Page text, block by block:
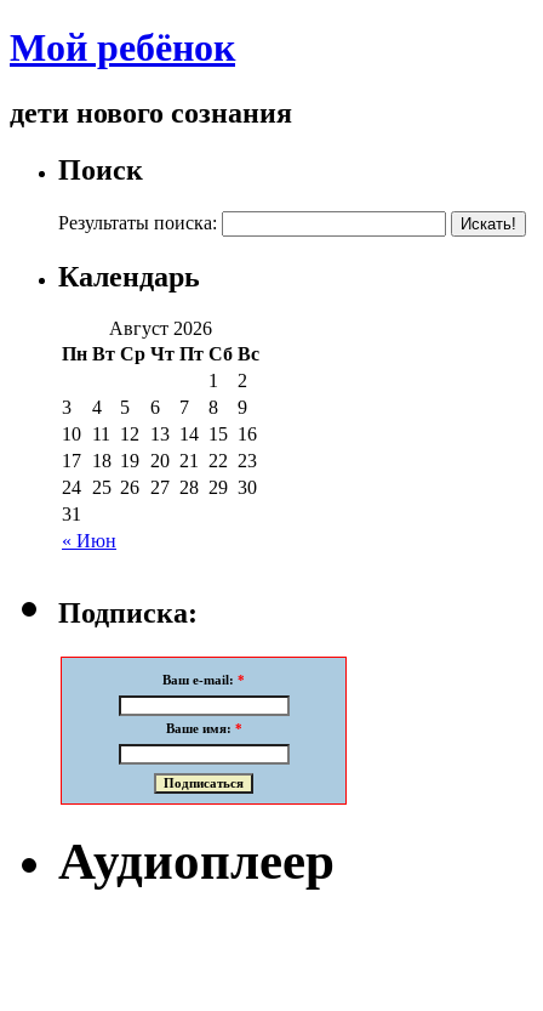
Мой ребёнок
дети нового сознания
Поиск
Результаты поиска:
Календарь
Август 2026
Пн Вт Ср Чт Пт Сб Вс
« Июн
1
2
3
4 5 6 7 8
9
10 11 12 13 14 15 16
17 18 19 20 21 22 23
24 25 26 27 28 29 30
31
Подписка:
Ваш e-mail: *
Ваше имя: *
Аудиоплеер